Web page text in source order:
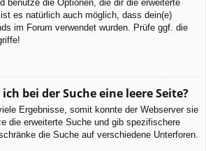
benutze die Optionen, die dir die erweiterte
es natürlich auch möglich, dass dein(e)
im Forum verwendet wurden. Prüfe ggf. die
bei der Suche eine leere Seite?
Ergebnisse, somit konnte der Webserver sie
die erweiterte Suche und gib spezifischere
die Suche auf verschiedene Unterforen.